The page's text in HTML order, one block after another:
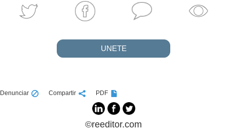
UNETE
Denunciar Compartir PDF
©reeditor.com